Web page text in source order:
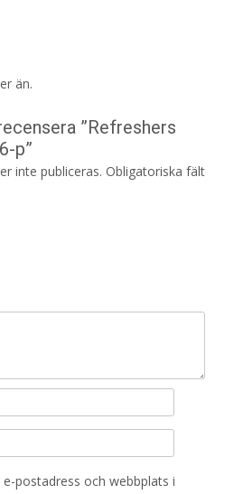
än.
”Refreshers
p”
inte publiceras. Obligatoriska fält
postadress och webbplats i